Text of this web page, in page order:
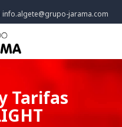
info.algete@grupo-jarama.com
Tarifas